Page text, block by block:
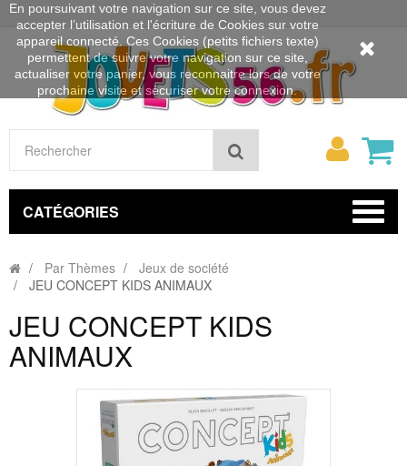
Rechercher
Mon
CATÉGORIES
Par Thèmes
Jeux de société
JEU CONCEPT KIDS ANIMAUX
JEU CONCEPT KIDS
ANIMAUX
En poursuivant votre navigation sur ce site, vous devez
accepter l’utilisation et l'écriture de Cookies sur votre
appareil connecté. Ces Cookies (petits fichiers texte)
permettent de suivre votre navigation sur ce site,
actualiser votre panier, vous reconnaitre lors de votre
prochaine visite et sécuriser votre connexion.